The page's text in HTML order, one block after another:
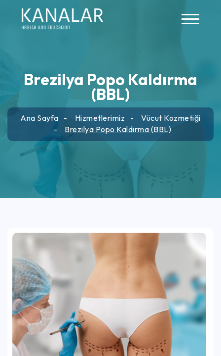
Brezilya Popo Kaldırma
(BBL)
Ana Sayfa Hizmetlerimiz
Vücut Kozmetiği
Brezilya Popo Kaldırma (BBL)